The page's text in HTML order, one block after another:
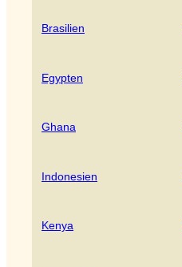
Brasilien
Egypten
Ghana
Indonesien
Kenya